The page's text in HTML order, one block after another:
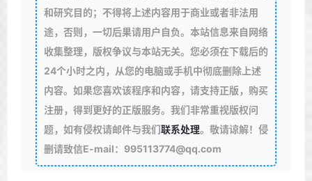
和研究目的；不得将上述内容用于商业或者非法用
途，否则，一切后果请用户自负。本站信息来自网络
收集整理，版权争议与本站无关。您必须在下载后的
24个小时之内，从您的电脑或手机中彻底删除上述
内容。如果您喜欢该程序和内容，请支持正版，购买
注册，得到更好的正版服务。我们非常重视版权问
题，如有侵权请邮件与我们联系处理。敬请谅解！侵
删请致信E-mail：995113774@qq.com